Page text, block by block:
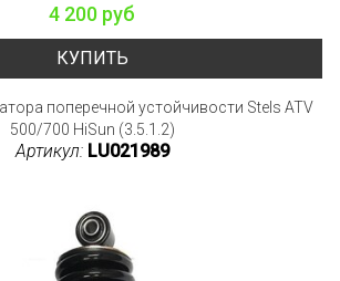
4 200 руб
КУПИТЬ
поперечной устойчивости Stels ATV
500/700 HiSun (3.5.1.2)
Артикул: LU021989